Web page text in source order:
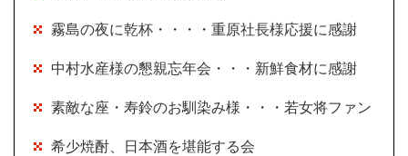
霧島の夜に乾杯・・・・重原社長様応援に感謝
中村水産様の懇親忘年会・・・新鮮食材に感謝
素敵な座・寿鈴のお馴染み様・・・若女将ファン
希少焼酎、日本酒を堪能する会